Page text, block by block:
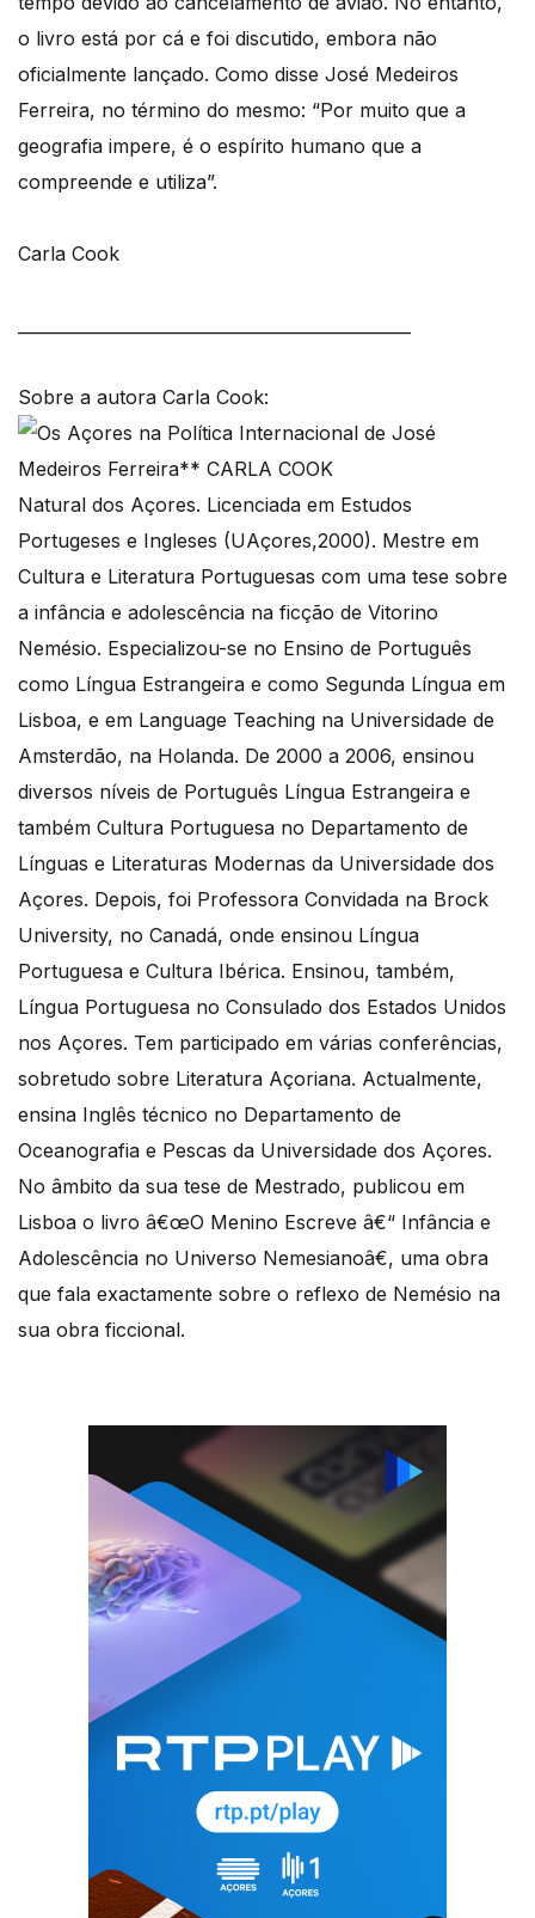
o livro está por cá e foi discutido, embora não
oficialmente lançado. Como disse José Medeiros
Ferreira, no término do mesmo: “Por muito que a
geografia impere, é o espírito humano que a
compreende e utiliza”.
Carla Cook
Sobre a autora Carla Cook:
Natural dos Açores. Licenciada em Estudos
Portugeses e Ingleses (UAçores,2000). Mestre em
Cultura e Literatura Portuguesas com uma tese sobre
a infância e adolescência na ficção de Vitorino
Nemésio. Especializou-se no Ensino de Português
como Língua Estrangeira e como Segunda Língua em
Lisboa, e em Language Teaching na Universidade de
Amsterdão, na Holanda. De 2000 a 2006, ensinou
diversos níveis de Português Língua Estrangeira e
também Cultura Portuguesa no Departamento de
Línguas e Literaturas Modernas da Universidade dos
Açores. Depois, foi Professora Convidada na Brock
University, no Canadá, onde ensinou Língua
Portuguesa e Cultura Ibérica. Ensinou, também,
Língua Portuguesa no Consulado dos Estados Unidos
nos Açores. Tem participado em várias conferências,
sobretudo sobre Literatura Açoriana. Actualmente,
ensina Inglês técnico no Departamento de
Oceanografia e Pescas da Universidade dos Açores.
No âmbito da sua tese de Mestrado, publicou em
Lisboa o livro â€œO Menino Escreve â€“ Infância e
Adolescência no Universo Nemesianoâ€, uma obra
que fala exactamente sobre o reflexo de Nemésio na
sua obra ficcional.